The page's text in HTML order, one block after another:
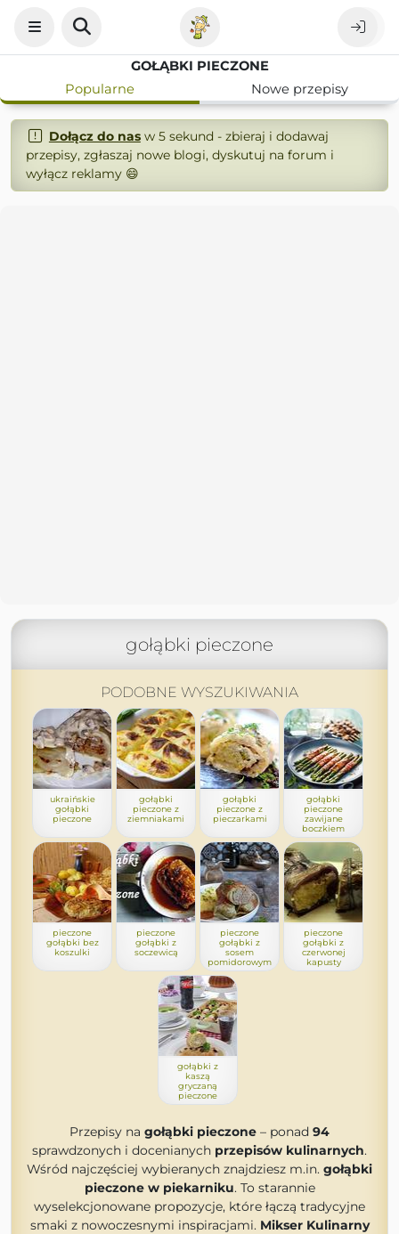
GOŁĄBKI PIECZONE
Popularne
Nowe przepisy
Dołącz do nasw 5 sekund - zbieraj i dodawaj
przepisy, zgłaszaj nowe blogi, dyskutuj na forum i
wyłącz reklamy 😄
gołąbki pieczone
PODOBNE WYSZUKIWANIA
ukraińskie
gołąbki
pieczone
gołąbki
pieczone z
ziemniakami
gołąbki
pieczone z
pieczarkami
gołąbki
pieczone
zawijane
boczkiem
pieczone
gołąbki bez
koszulki
pieczone
gołąbki z
soczewicą
pieczone
gołąbki z
sosem
pomidorowym
pieczone
gołąbki z
czerwonej
kapusty
gołąbki z
kaszą
gryczaną
pieczone
Przepisy na gołąbki pieczone – ponad 94
sprawdzonych i docenianych przepisów kulinarnych.
Wśród najczęściej wybieranych znajdziesz m.in. gołąbki
pieczone w piekarniku. To starannie
wyselekcjonowane propozycje, które łączą tradycyjne
smaki z nowoczesnymi inspiracjami. Mikser Kulinarny